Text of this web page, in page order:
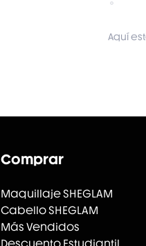
Aquí
Comprar
Maquillaje SHEGLAM
Cabello SHEGLAM
Más Vendidos